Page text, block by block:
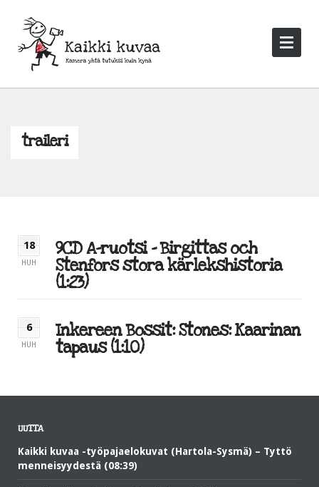
traileri
18
HUH
9CD A-ruotsi – Birgittas och
Stenfors stora kärlekshistoria
(1:23)
6
HUH
Inkereen Bossit: Stones: Kaarinan
tapaus (1:10)
UUTTA
Kaikki kuvaa -työpajaelokuvat (Hartola-Sysmä) – Tyttö
menneisyydestä (08:39)